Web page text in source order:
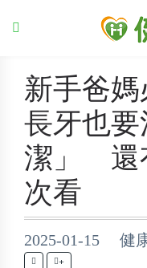
新手爸
長牙也
潔」 還
次看
2025-01-15 健
+